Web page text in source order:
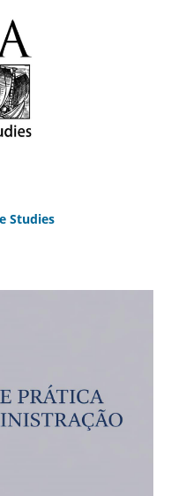
Studies